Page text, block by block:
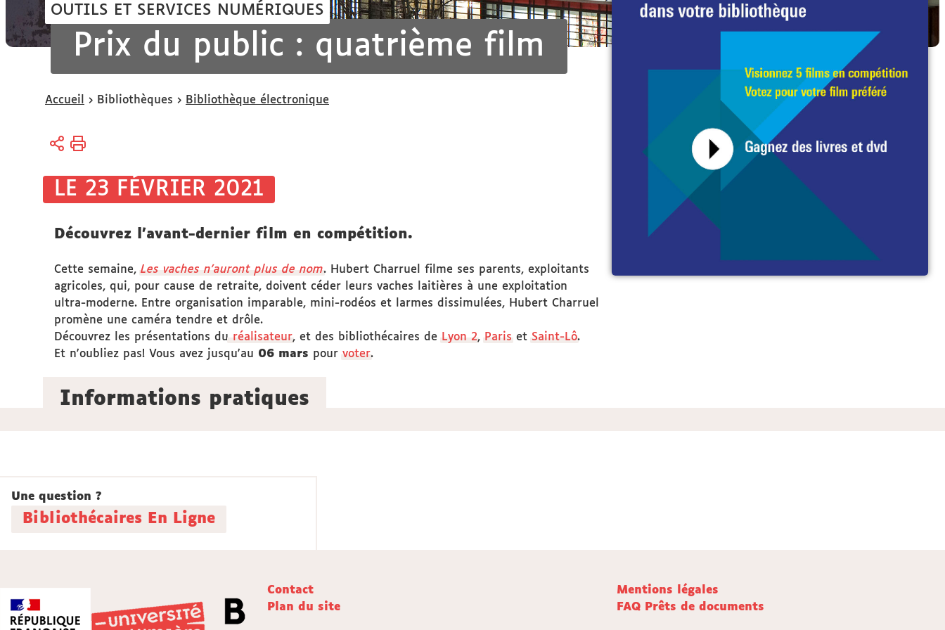
OUTILS ET SERVICES NUMÉRIQUES
Prix du public : quatrième film
Vous
ici :
Accueil Bibliothèques Bibliothèque électronique
LE 23 FÉVRIER 2021
Découvrez l'avant-dernier film en compétition.
Cette semaine,Les vaches n'auront plus de nom. Hubert Charruel filme ses parents, exploitants
agricoles, qui, pour cause de retraite, doivent céder leurs vaches laitières à une exploitation
ultra-moderne. Entre organisation imparable, mini-rodéos et larmes dissimulées, Hubert Charruel
promène une caméra tendre et drôle.
Découvrez les présentations du réalisateur, et des bibliothécaires de Lyon 2, Paris et Saint-Lô.
Et n'oubliez pas! Vous avez jusqu'au 06 mars pour voter.
Informations pratiques
Une question ?
Bibliothécaires En Ligne
Contact
Mentions légales
Plan du site
FAQ Prêts de documents